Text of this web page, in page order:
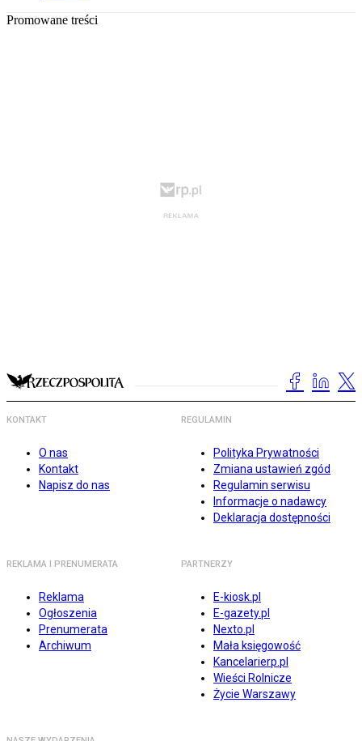
Promowane treści
KONTAKT
O nas
Kontakt
Napisz do nas
REGULAMIN
Polityka Prywatności
Zmiana ustawień zgód
Regulamin serwisu
Informacje o nadawcy
Deklaracja dostępności
REKLAMA I PRENUMERATA
Reklama
Ogłoszenia
Prenumerata
Archiwum
PARTNERZY
E-kiosk.pl
E-gazety.pl
Nexto.pl
Mała księgowość
Kancelarierp.pl
Wieści Rolnicze
Życie Warszawy